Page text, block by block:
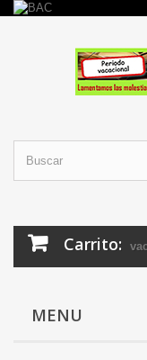
Carrito:
MENU